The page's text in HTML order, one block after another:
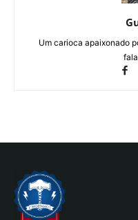
Um carioca apaixonado